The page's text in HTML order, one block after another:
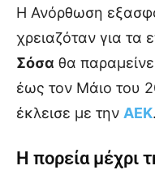
Η Ανόρθωση
χρειαζόταν για τα
Σόσα θα
έως τον Μάιο του
έκλεισε με την ΑΕΚ.
Η πορεία μέχρι